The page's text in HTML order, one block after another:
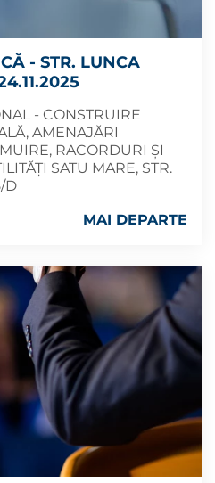
- STR. LUNCA
- CONSTRUIRE
AMENAJĂRI
RACORDURI ȘI
SATU MARE, STR.
D
MAI DEPARTE